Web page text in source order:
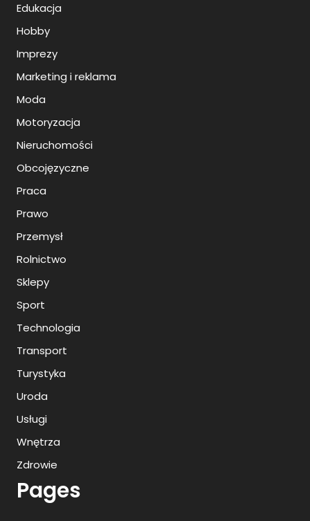
Edukacja
Hobby
Imprezy
Marketing i reklama
Moda
Motoryzacja
Nieruchomości
Obcojęzyczne
Praca
Prawo
Przemysł
Rolnictwo
Sklepy
Sport
Technologia
Transport
Turystyka
Uroda
Usługi
Wnętrza
Zdrowie
Pages